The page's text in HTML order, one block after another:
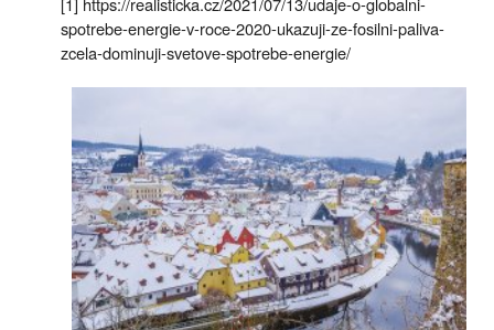
spotrebe-energie-v-roce-2020-ukazuji-ze-fosilni-paliva-
zcela-dominuji-svetove-spotrebe-energie/